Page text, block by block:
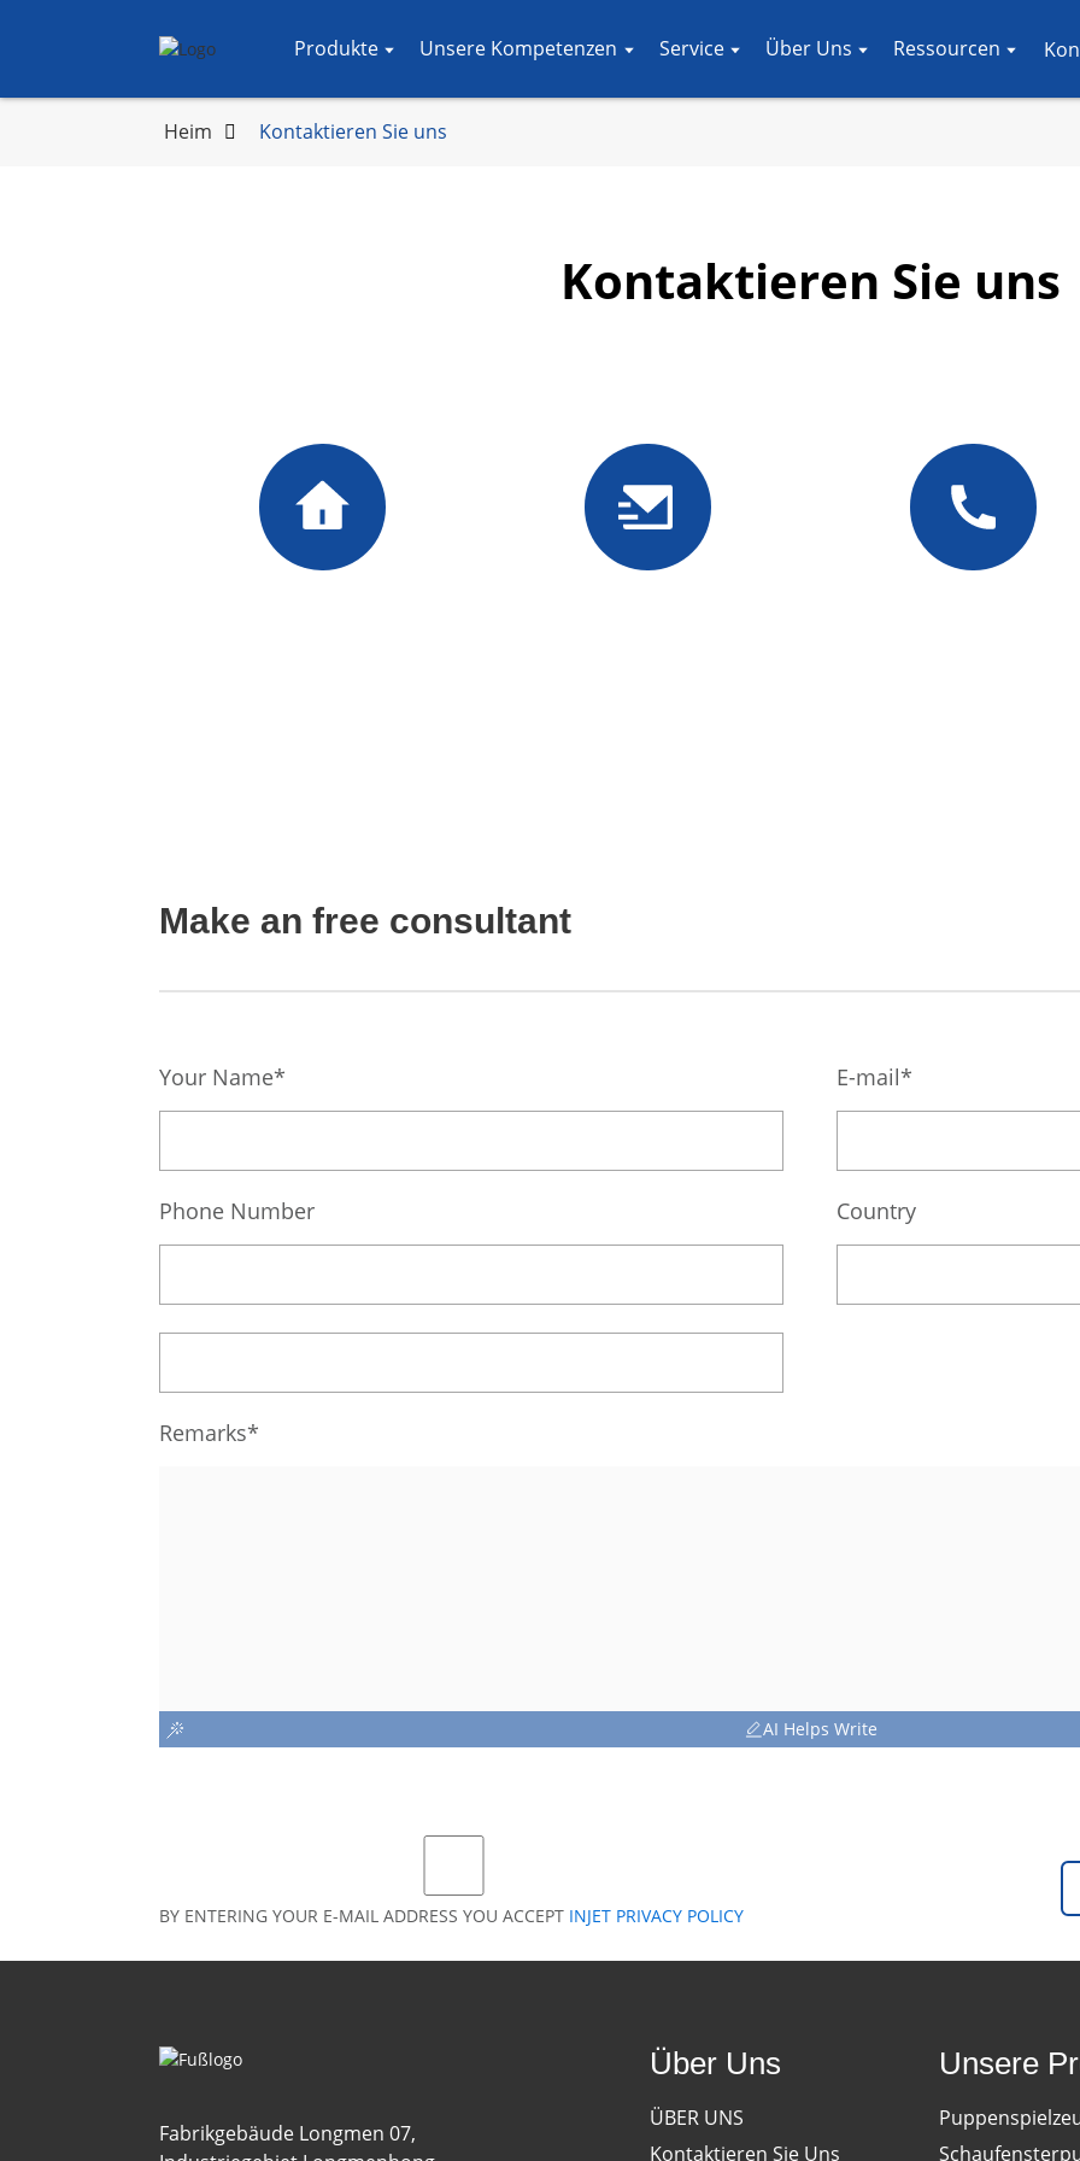
Produkte Unsere Kompetenzen Service Über Uns Ressourcen
Heim Kontaktieren Sie uns
Kontaktieren Sie uns
Make an free consultant
Your Name* E-mail*
Phone Number Country
Remarks*
AI Helps Write
BY ENTERING YOUR E-MAIL ADDRESS YOU ACCEPT INJET PRIVACY POLICY
Fabrikgebäude Longmen 07,
Über Uns
ÜBER UNS
Kontaktieren Sie Uns
Unsere